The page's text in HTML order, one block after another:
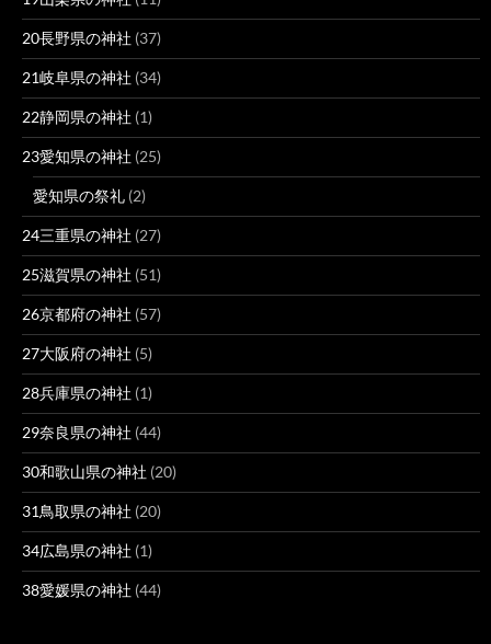
20長野県の神社 (37)
21岐阜県の神社 (34)
22静岡県の神社 (1)
23愛知県の神社 (25)
愛知県の祭礼 (2)
24三重県の神社 (27)
25滋賀県の神社 (51)
26京都府の神社 (57)
27大阪府の神社 (5)
28兵庫県の神社 (1)
29奈良県の神社 (44)
30和歌山県の神社 (20)
31鳥取県の神社 (20)
34広島県の神社 (1)
38愛媛県の神社 (44)